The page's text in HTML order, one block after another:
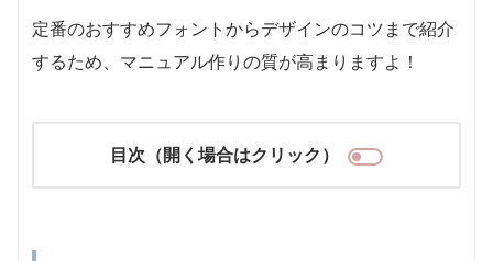
定番のおすすめフォントからデザインのコツまで紹介
するため、マニュアル作りの質が高まりますよ！
目次（開く場合はクリック）